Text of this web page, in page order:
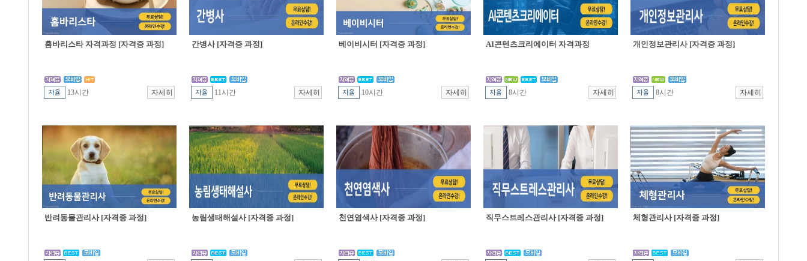
홈바리스타 자격과정 [자격증 과정]
13시간
간병사 [자격증 과정]
11시간
베이비시터 [자격증 과정]
10시간
AI콘텐츠크리에이터 자격과정
8시간
개인정보관리사 [자격증 과정]
8시간
반려동물관리사 [자격증 과정] 농림생태해설사 [자격증 과정] 천연염색사 [자격증 과정] 직무스트레스관리사 [자격증 과정] 체형관리사 [자격증 과정]